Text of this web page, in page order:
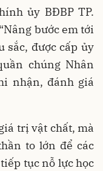
ủy BĐBP TP.
bước em tới
sắc, được cấp ủy
chúng Nhân
nhận, đánh giá
trị vật chất, mà
to lớn để các
tục nỗ lực học